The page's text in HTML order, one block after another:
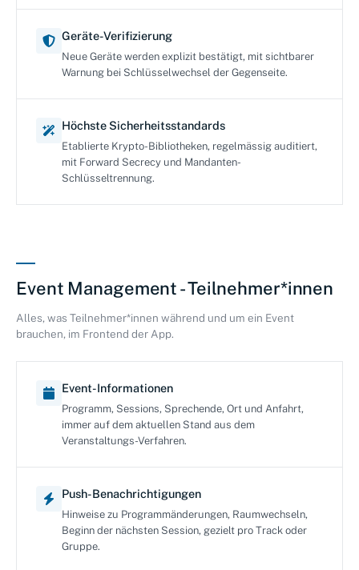
Geräte-Verifizierung
Neue Geräte werden explizit bestätigt, mit sichtbarer
Warnung bei Schlüsselwechsel der Gegenseite.
Höchste Sicherheitsstandards
Etablierte Krypto-Bibliotheken, regelmässig auditiert,
mit Forward Secrecy und Mandanten-
Schlüsseltrennung.
Event Management - Teilnehmer*innen
Alles, was Teilnehmer*innen während und um ein Event
brauchen, im Frontend der App.
Event-Informationen
Programm, Sessions, Sprechende, Ort und Anfahrt,
immer auf dem aktuellen Stand aus dem
Veranstaltungs-Verfahren.
Push-Benachrichtigungen
Hinweise zu Programmänderungen, Raumwechseln,
Beginn der nächsten Session, gezielt pro Track oder
Gruppe.